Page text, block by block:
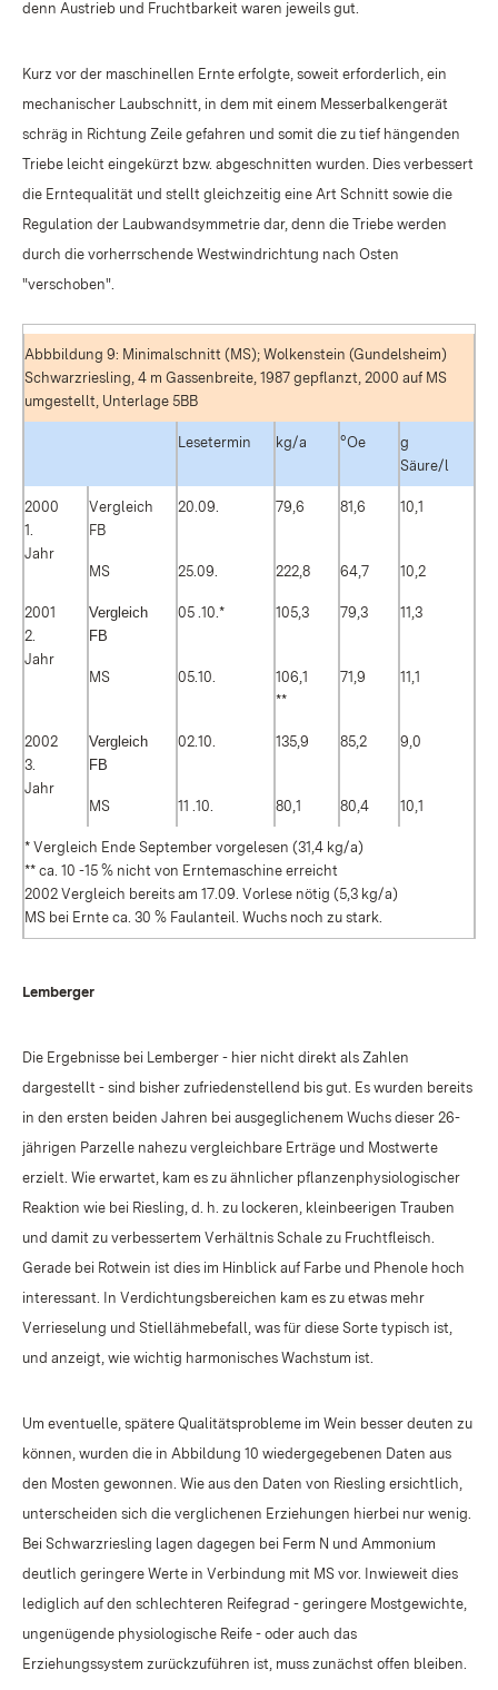
denn Austrieb und Fruchtbarkeit waren jeweils gut.
Kurz vor der maschinellen Ernte erfolgte, soweit erforderlich, ein
mechanischer Laubschnitt, in dem mit einem Messerbalkengerät
schräg in Richtung Zeile gefahren und somit die zu tief hängenden
Triebe leicht eingekürzt bzw. abgeschnitten wurden. Dies verbessert
die Erntequalität und stellt gleichzeitig eine Art Schnitt sowie die
Regulation der Laubwandsymmetrie dar, denn die Triebe werden
durch die vorherrschende Westwindrichtung nach Osten
"verschoben".
Abbbildung 9: Minimalschnitt (MS); Wolkenstein (Gundelsheim)
Schwarzriesling, 4 m Gassenbreite, 1987 gepflanzt, 2000 auf MS
umgestellt, Unterlage 5BB
Lesetermin kg/a °Oe
g
Säure/l
2000
1.
Jahr
Vergleich
FB
20.09. 79,6 81,6 10,1
MS 25.09. 222,8 64,7 10,2
2001
2.
Jahr
Vergleich
FB
05 .10.* 105,3 79,3 11,3
MS 05.10.
106,1
**
71,9 11,1
2002
3.
Jahr
Vergleich
FB
02.10. 135,9 85,2 9,0
MS 11 .10. 80,1 80,4 10,1
* Vergleich Ende September vorgelesen (31,4 kg/a)
** ca. 10 -15 % nicht von Erntemaschine erreicht
2002 Vergleich bereits am 17.09. Vorlese nötig (5,3 kg/a)
MS bei Ernte ca. 30 % Faulanteil. Wuchs noch zu stark.
Lemberger
Die Ergebnisse bei Lemberger - hier nicht direkt als Zahlen
dargestellt - sind bisher zufriedenstellend bis gut. Es wurden bereits
in den ersten beiden Jahren bei ausgeglichenem Wuchs dieser 26-
jährigen Parzelle nahezu vergleichbare Erträge und Mostwerte
erzielt. Wie erwartet, kam es zu ähnlicher pflanzenphysiologischer
Reaktion wie bei Riesling, d. h. zu lockeren, kleinbeerigen Trauben
und damit zu verbessertem Verhältnis Schale zu Fruchtfleisch.
Gerade bei Rotwein ist dies im Hinblick auf Farbe und Phenole hoch
interessant. In Verdichtungsbereichen kam es zu etwas mehr
Verrieselung und Stiellähmebefall, was für diese Sorte typisch ist,
und anzeigt, wie wichtig harmonisches Wachstum ist.
Um eventuelle, spätere Qualitätsprobleme im Wein besser deuten zu
können, wurden die in Abbildung 10 wiedergegebenen Daten aus
den Mosten gewonnen. Wie aus den Daten von Riesling ersichtlich,
unterscheiden sich die verglichenen Erziehungen hierbei nur wenig.
Bei Schwarzriesling lagen dagegen bei Ferm N und Ammonium
deutlich geringere Werte in Verbindung mit MS vor. Inwieweit dies
lediglich auf den schlechteren Reifegrad - geringere Mostgewichte,
ungenügende physiologische Reife - oder auch das
Erziehungssystem zurückzuführen ist, muss zunächst offen bleiben.